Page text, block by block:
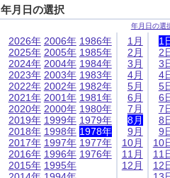
年月日の選択
年月日の選
2026年
2025年
2024年
2023年
2022年
2021年
2020年
2019年
2018年
2017年
2016年
2015年
2006年
2005年
2004年
2003年
2002年
2001年
2000年
1999年
1998年
1997年
1996年
1995年
1986年
1985年
1984年
1983年
1982年
1981年
1980年
1979年
1978年
1977年
1976年
1月
2月
3月
4月
5月
6月
7月
8月
9月
10月
11月
12月
1
2
3
4
5
6
7
8
9
10
11
12